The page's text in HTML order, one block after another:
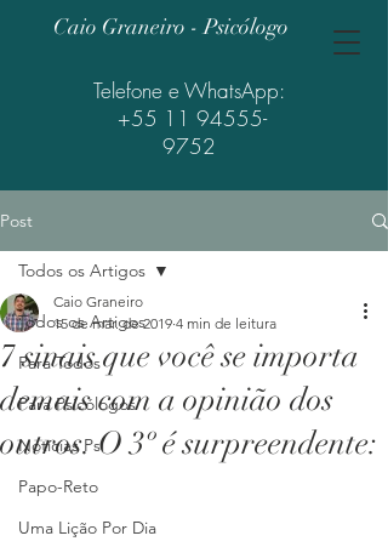
Caio Graneiro - Psicólogo
Telefone e WhatsApp:
+55 11 94555-
9752
Post
Todos os Artigos
Para Todos
Para Psicólogos
Notícias Psi
Papo-Reto
Uma Lição Por Dia
Todos os Artigos
7 sinais que você se importa
demais com a opinião dos
outros. O 3º é surpreendente:
Caio Graneiro
15 de mar. de 2019 4 min de leitura